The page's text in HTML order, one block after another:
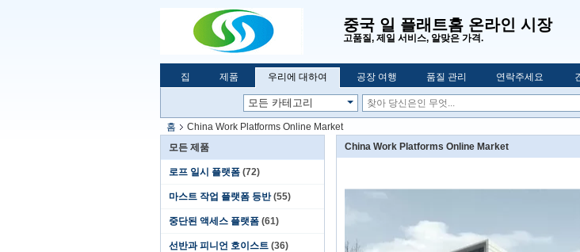
중국 일 플래트홈 온라인 시장
고품질, 제일 서비스, 알맞은 가격.
집 제품 우리에 대하여 공장 여행 품질 관리 연락주세요
홈
China Work Platforms Online Market
모든 제품
로프 일시 플랫폼 (72)
마스트 작업 플랫폼 등반 (55)
중단된 액세스 플랫폼 (61)
선반과 피니언 호이스트 (36)
China Work Platforms Online Market